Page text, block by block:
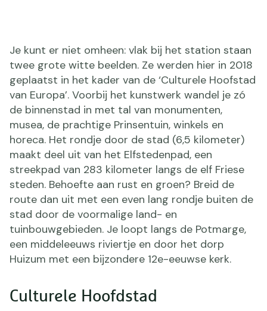
Je kunt er niet omheen: vlak bij het station staan
twee grote witte beelden. Ze werden hier in 2018
geplaatst in het kader van de ‘Culturele Hoofstad
van Europa’. Voorbij het kunstwerk wandel je zó
de binnenstad in met tal van monumenten,
musea, de prachtige Prinsentuin, winkels en
horeca. Het rondje door de stad (6,5 kilometer)
maakt deel uit van het Elfstedenpad, een
streekpad van 283 kilometer langs de elf Friese
steden. Behoefte aan rust en groen? Breid de
route dan uit met een even lang rondje buiten de
stad door de voormalige land- en
tuinbouwgebieden. Je loopt langs de Potmarge,
een middeleeuws riviertje en door het dorp
Huizum met een bijzondere 12e-eeuwse kerk.
Culturele Hoofdstad